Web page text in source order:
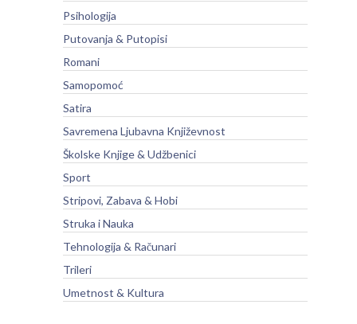
Psihologija
Putovanja & Putopisi
Romani
Samopomoć
Satira
Savremena Ljubavna Književnost
Školske Knjige & Udžbenici
Sport
Stripovi, Zabava & Hobi
Struka i Nauka
Tehnologija & Računari
Trileri
Umetnost & Kultura